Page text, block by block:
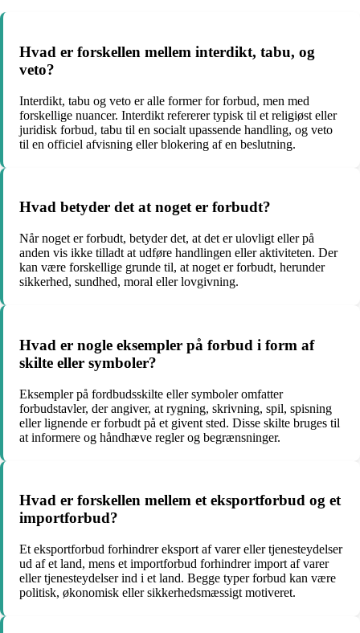
Hvad er forskellen mellem interdikt, tabu, og
veto?
Interdikt, tabu og veto er alle former for forbud, men med
forskellige nuancer. Interdikt refererer typisk til et religiøst eller
juridisk forbud, tabu til en socialt upassende handling, og veto
til en officiel afvisning eller blokering af en beslutning.
Hvad betyder det at noget er forbudt?
Når noget er forbudt, betyder det, at det er ulovligt eller på
anden vis ikke tilladt at udføre handlingen eller aktiviteten. Der
kan være forskellige grunde til, at noget er forbudt, herunder
sikkerhed, sundhed, moral eller lovgivning.
Hvad er nogle eksempler på forbud i form af
skilte eller symboler?
Eksempler på fordbudsskilte eller symboler omfatter
forbudstavler, der angiver, at rygning, skrivning, spil, spisning
eller lignende er forbudt på et givent sted. Disse skilte bruges til
at informere og håndhæve regler og begrænsninger.
Hvad er forskellen mellem et eksportforbud og et
importforbud?
Et eksportforbud forhindrer eksport af varer eller tjenesteydelser
ud af et land, mens et importforbud forhindrer import af varer
eller tjenesteydelser ind i et land. Begge typer forbud kan være
politisk, økonomisk eller sikkerhedsmæssigt motiveret.